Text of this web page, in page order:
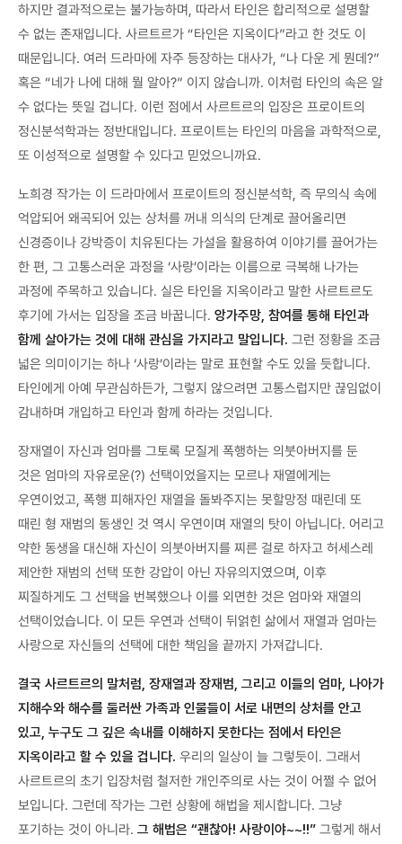
하지만 결과적으로는 불가능하며, 따라서 타인은 합리적으로 설명할
수 없는 존재입니다. 사르트르가 “타인은 지옥이다”라고 한 것도 이
때문입니다. 여러 드라마에 자주 등장하는 대사가, “나 다운 게 뭔데?”
혹은 “네가 나에 대해 뭘 알아?” 이지 않습니까. 이처럼 타인의 속은 알
수 없다는 뜻일 겁니다. 이런 점에서 사르트르의 입장은 프로이트의
정신분석학과는 정반대입니다. 프로이트는 타인의 마음을 과학적으로,
또 이성적으로 설명할 수 있다고 믿었으니까요.
노희경 작가는 이 드라마에서 프로이트의 정신분석학, 즉 무의식 속에
억압되어 왜곡되어 있는 상처를 꺼내 의식의 단계로 끌어올리면
신경증이나 강박증이 치유된다는 가설을 활용하여 이야기를 끌어가는
한 편, 그 고통스러운 과정을 ‘사랑’이라는 이름으로 극복해 나가는
과정에 주목하고 있습니다. 실은 타인을 지옥이라고 말한 사르트르도
후기에 가서는 입장을 조금 바꿉니다. 앙가주망, 참여를 통해 타인과
함께 살아가는 것에 대해 관심을 가지라고 말입니다. 그런 정황을 조금
넓은 의미이기는 하나 ‘사랑’이라는 말로 표현할 수도 있을 듯합니다.
타인에게 아예 무관심하든가, 그렇지 않으려면 고통스럽지만 끊임없이
감내하며 개입하고 타인과 함께 하라는 것입니다.
장재열이 자신과 엄마를 그토록 모질게 폭행하는 의붓아버지를 둔
것은 엄마의 자유로운(?) 선택이었을지는 모르나 재열에게는
우연이었고, 폭행 피해자인 재열을 돌봐주지는 못할망정 때린데 또
때린 형 재범의 동생인 것 역시 우연이며 재열의 탓이 아닙니다. 어리고
약한 동생을 대신해 자신이 의붓아버지를 찌른 걸로 하자고 허세스레
제안한 재범의 선택 또한 강압이 아닌 자유의지였으며, 이후
찌질하게도 그 선택을 번복했으나 이를 외면한 것은 엄마와 재열의
선택이었습니다. 이 모든 우연과 선택이 뒤얽힌 삶에서 재열과 엄마는
사랑으로 자신들의 선택에 대한 책임을 끝까지 가져갑니다.
결국 사르트르의 말처럼, 장재열과 장재범, 그리고 이들의 엄마, 나아가
지해수와 해수를 둘러싼 가족과 인물들이 서로 내면의 상처를 안고
있고, 누구도 그 깊은 속내를 이해하지 못한다는 점에서 타인은
지옥이라고 할 수 있을 겁니다. 우리의 일상이 늘 그렇듯이. 그래서
사르트르의 초기 입장처럼 철저한 개인주의로 사는 것이 어쩔 수 없어
보입니다. 그런데 작가는 그런 상황에 해법을 제시합니다. 그냥
포기하는 것이 아니라. 그 해법은 “괜찮아! 사랑이야~~!!” 그렇게 해서